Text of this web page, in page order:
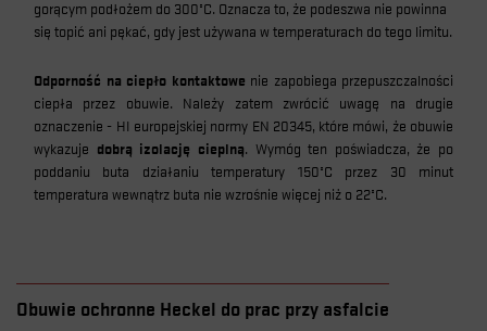
gorącym podłożem do 300°C. Oznacza to, że podeszwa nie powinna
się topić ani pękać, gdy jest używana w temperaturach do tego limitu.
Odporność na ciepło kontaktowe nie zapobiega przepuszczalności
ciepła przez obuwie. Należy zatem zwrócić uwagę na drugie
oznaczenie - HI europejskiej normy EN 20345, które mówi, że obuwie
wykazuje dobrą izolację cieplną. Wymóg ten poświadcza, że po
poddaniu buta działaniu temperatury 150°C przez 30 minut
temperatura wewnątrz buta nie wzrośnie więcej niż o 22°C.
Obuwie ochronne Heckel do prac przy asfalcie